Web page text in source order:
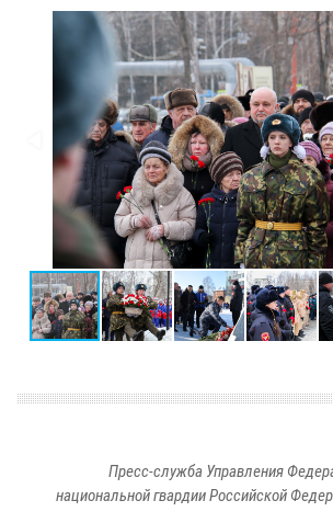
Пресс-служба Управления
национальной гвардии Российской